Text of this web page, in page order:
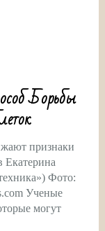
Борьбы
признаки
Екатерина
Фото:
Ученые
могут